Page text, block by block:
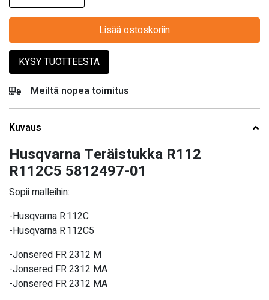
Lisää ostoskoriin
KYSY TUOTTEESTA
Meiltä nopea toimitus
Kuvaus
Husqvarna Teräistukka R112
R112C5 5812497-01
Sopii malleihin:
-Husqvarna R 112C
-Husqvarna R 112C5
-Jonsered FR 2312 M
-Jonsered FR 2312 MA
-Jonsered FR 2312 MA